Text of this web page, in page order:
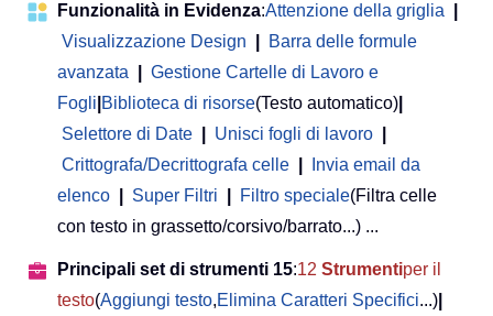
Funzionalità in Evidenza:Attenzione della griglia
Visualizzazione Design
Barra delle formule
avanzata
Gestione Cartelle di Lavoro e
Fogli Biblioteca di risorse(Testo automatico)
Selettore di Date
Unisci fogli di lavoro
Crittografa/Decrittografa celle
Invia email da
elenco
Super Filtri Filtro speciale(Filtra celle
con testo in grassetto/corsivo/barrato...) ...
Principali set di strumenti 15:12 Strumentiper il
testo(Aggiungi testo,Elimina Caratteri Specifici...)